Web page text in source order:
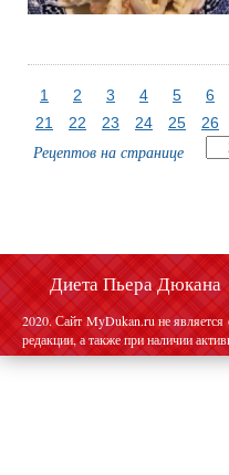
1 2 3 4 5 6
21
22 23 24 25 26
Рецептов на странице
Диета Пьера Дюкана
2020. Сайт MyDukan.ru не
редакции, а также при наличии